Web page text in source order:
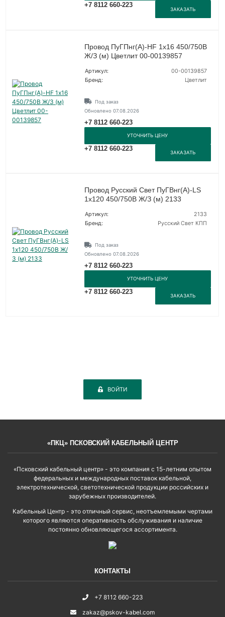
+7 8112 660-223
ЗАКАЗАТЬ
Провод ПуГПнг(А)-HF 1х16 450/750В
Ж/З (м) Цветлит 00-00139857
Артикул:
00-00139857
Бренд:
Цветлит
Под заказ
Обновлено 07.08.2026
+7 8112 660-223
УТОЧНИТЬ ЦЕНУ
+7 8112 660-223
ЗАКАЗАТЬ
Провод Русский Свет ПуГВнг(А)-LS
1х120 450/750В Ж/З (м) 2133
Артикул:
2133
Бренд:
Русский Свет КПП
Под заказ
Обновлено 07.08.2026
+7 8112 660-223
УТОЧНИТЬ ЦЕНУ
+7 8112 660-223
ЗАКАЗАТЬ
ВОЙТИ
«ПКЦ» ПСКОВСКИЙ КАБЕЛЬНЫЙ ЦЕНТР
«Псковский кабельный центр» - это компания с 15-летним опытом
федеральных и международных поставок кабельной,
электротехнической, светотехнической продукции российских и
зарубежных производителей.
Кабельный Центр - это отличный сервис, неотъемлемыми чертами
которого являются оперативность обслуживания и наличие
постоянно обновляющегося ассортимента.
КОНТАКТЫ
+7 8112 660-223
zakaz@pskov-kabel.com